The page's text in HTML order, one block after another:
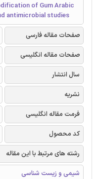
of Gum Arabic
antimicrobial studies
صفحات مقاله فارسی
صفحات مقاله انگلیسی
سال انتشار
نشریه
فرمت مقاله انگلیسی
کد محصول
رشته های مرتبط با این مقاله
شیمی و زیست شناسی